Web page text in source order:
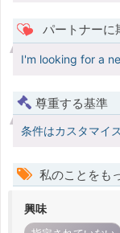
パートナーに
I'm looking for a
尊重する基準
条件はカスタマイ
私のことをも
興味